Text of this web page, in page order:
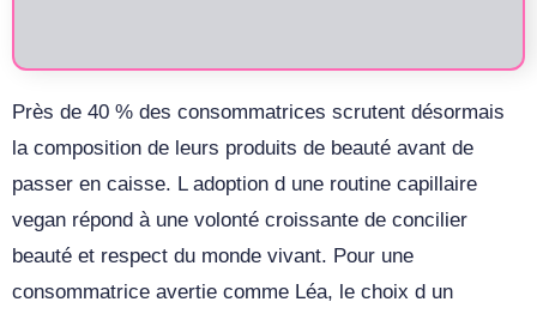
Près de 40 % des consommatrices scrutent désormais
la composition de leurs produits de beauté avant de
passer en caisse. L adoption d une routine capillaire
vegan répond à une volonté croissante de concilier
beauté et respect du monde vivant. Pour une
consommatrice avertie comme Léa, le choix d un